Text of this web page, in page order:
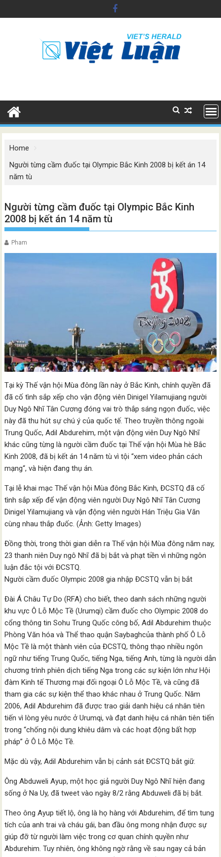
to
Home
Người từng cầm đuốc tại Olympic Bắc Kinh 2008 bị kết án 14
năm tù
Người từng cầm đuốc tại Olympic Bắc Kinh
2008 bị kết án 14 năm tù
Pham
Tại kỳ Thế vận hội Mùa đông lần này ở Bắc Kinh, chính quyền đã
đã cố tình sắp xếp cho vận động viên Dinigel Yilamujiang người
Duy Ngô Nhĩ Tân Cương đóng vai trò thắp sáng ngọn đuốc, việc
này đã thu hút sự chú ý của quốc tế. Theo truyền thông ngoài
Trung Quốc, Adil Abdurehim, một vận động viên Duy Ngô Nhĩ
khác cũng từng là người cầm đuốc tại Thế vận hội Mùa hè Bắc
Kinh 2008, đã bị kết án 14 năm tù vì tội “xem video phản cách
mạng“, và hiện đang thụ án.
Tại lễ khai mạc Thế vận hội Mùa đông Bắc Kinh, ĐCSTQ đã cố
tình sắp xếp để vận động viên người Duy Ngô Nhĩ Tân Cương
Dinigel Yilamujiang và vận động viên người Hán Triệu Gia Văn
cùng nhau thắp đuốc. (Ảnh: Getty Images)
Đồng thời, trong thời gian diễn ra Thế vận hội Mùa đông năm nay,
23 thanh niên Duy ngô Nhĩ đã bị bắt và phạt tiền vì những ngôn
luận đắc tội với ĐCSTQ.
Người cầm đuốc Olympic 2008 gia nhập ĐCSTQ vẫn bị bắt
Đài Á Châu Tự Do (RFA) cho biết, theo danh sách những người
khu vực Ô Lỗ Mộc Tề (Urumqi) cầm đuốc cho Olympic 2008 do
cổng thông tin Sohu Trung Quốc công bố, Adil Abdurehim thuộc
Phòng Văn hóa và Thể thao quận Saybaghcủa thành phố Ô Lỗ
Mộc Tề là một thành viên của ĐCSTQ, thông thạo nhiều ngôn
ngữ như tiếng Trung Quốc, tiếng Nga, tiếng Anh, từng là người dẫn
chương trình phiên dịch tiếng Nga trong các sự kiện lớn như Hội
đàm Kinh tế Thương mại đối ngoại Ô Lỗ Mộc Tề, và cũng đã
tham gia các sự kiện thể thao khác nhau ở Trung Quốc. Năm
2006, Adil Abdurehim đã được trao giải danh hiệu cá nhân tiên
tiến vì lòng yêu nước ở Urumqi, và đạt danh hiệu cá nhân tiên tiến
trong “chống nội dung khiêu dâm và các hoạt động bất hợp
pháp” ở Ô Lỗ Mộc Tề.
Mặc dù vậy, Adil Abdurehim vẫn bị cảnh sát ĐCSTQ bắt giữ.
Ông Abduweli Ayup, một học giả người Duy Ngô Nhĩ hiện đang
sống ở Na Uy, đã tweet vào ngày 8/2 rằng Abduweli đã bị bắt.
Theo ông Ayup tiết lộ, ông là họ hàng với Abdurehim, để tìm tung
tích của anh trai và cháu gái, ban đầu ông mong nhận được sự
giúp đỡ từ người làm việc trong cơ quan chính quyền như
Abdurehim. Tuy nhiên, ông không ngờ rằng về sau ngay cả bản